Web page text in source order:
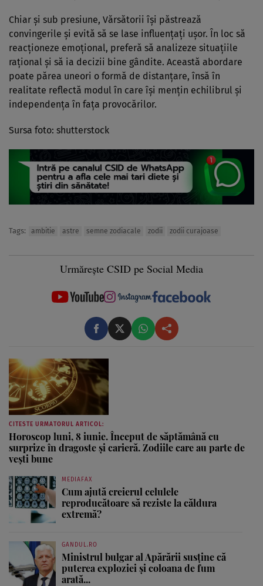
Chiar și sub presiune, Vărsătorii își păstrează
convingerile și evită să se lase influențați ușor. În loc să
reacționeze emoțional, preferă să analizeze situațiile
rațional și să ia decizii bine gândite. Această abordare
poate părea uneori o formă de distanțare, însă în
realitate reflectă modul în care își mențin echilibrul și
independența în fața provocărilor.
Sursa foto: shutterstock
Tags: ambitie astre semne zodiacale zodii zodii curajoase
Urmărește CSID pe Social Media
CITESTE URMATORUL ARTICOL:
Horoscop luni, 8 iunie. Început de săptămână cu
surprize în dragoste și carieră. Zodiile care au parte de
vești bune
MEDIAFAX
Cum ajută creierul celulele
reproducătoare să reziste la căldura
extremă?
GANDUL.RO
Ministrul bulgar al Apărării susține că
puterea exploziei și coloana de fum
arată...